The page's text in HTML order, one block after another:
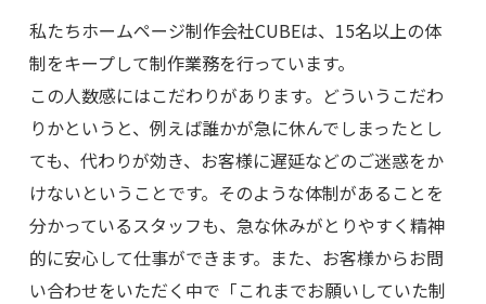
私たちホームページ制作会社CUBEは、15名以上の体
制をキープして制作業務を行っています。
この人数感にはこだわりがあります。どういうこだわ
りかというと、例えば誰かが急に休んでしまったとし
ても、代わりが効き、お客様に遅延などのご迷惑をか
けないということです。そのような体制があることを
分かっているスタッフも、急な休みがとりやすく精神
的に安心して仕事ができます。また、お客様からお問
い合わせをいただく中で「これまでお願いしていた制